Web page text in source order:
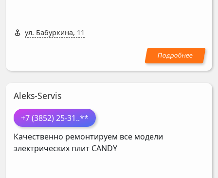
ул. Бабуркина, 11
Aleks-Servis
+7 (3852) 25-31..**
Качественно ремонтируем все модели
электрических плит CANDY